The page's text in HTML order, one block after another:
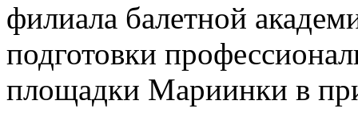
филиала балетной
подготовки
площадки Мариинки в